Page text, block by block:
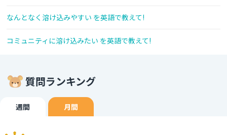
なんとなく溶け込みやすい を英語で教えて!
コミュニティに溶け込みたい を英語で教えて!
質問ランキング
週間 月間